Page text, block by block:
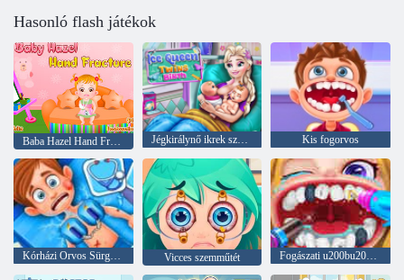
Hasonló flash játékok
Baba Hazel Hand Fracture Jégkirálynő ikrek születése Kis fogorvos
Kórházi Orvos Sürgősségi Szoba Vicces szemműtét Fogászati u200bu200bellátás játék